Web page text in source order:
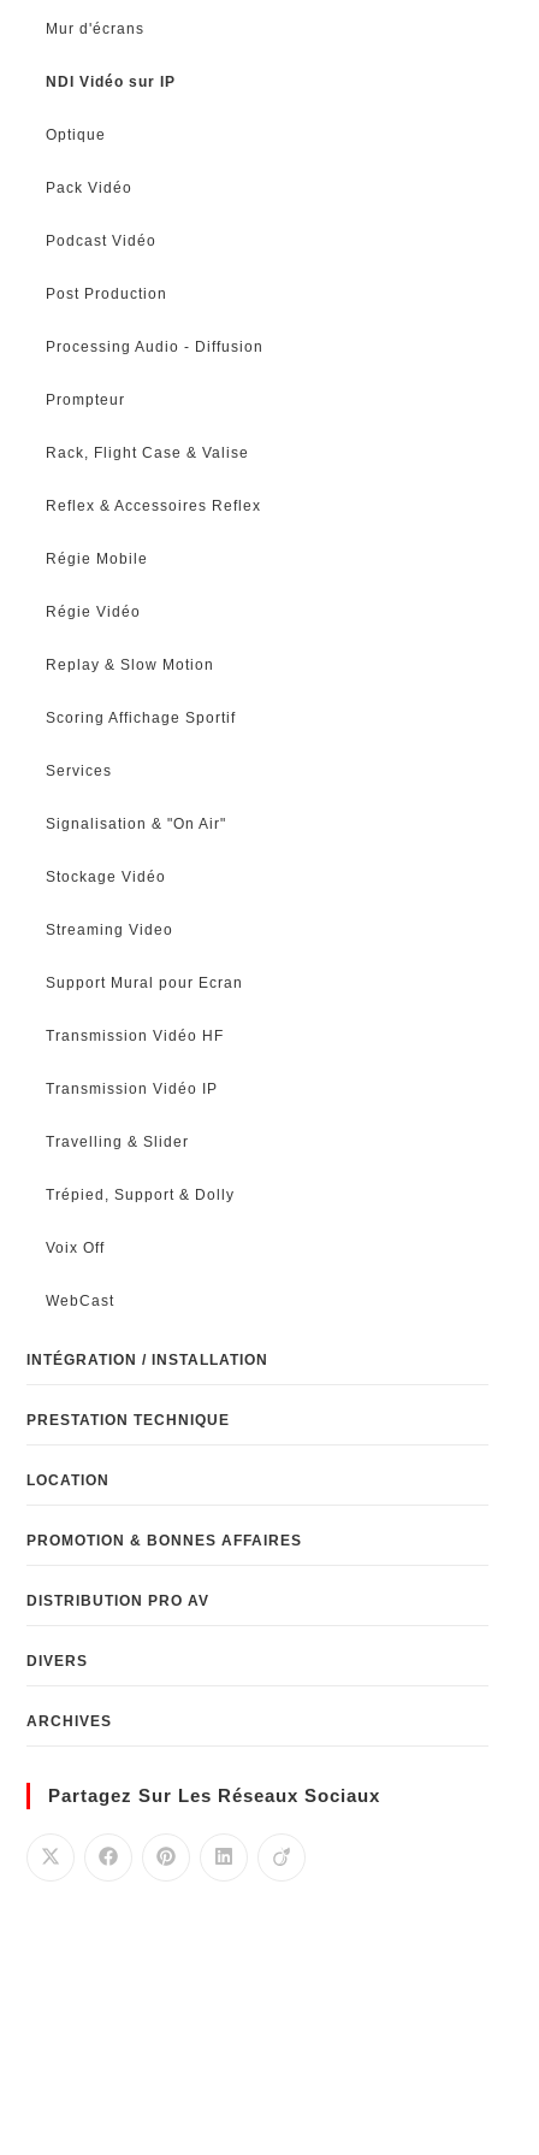
Mur d'écrans
NDI Vidéo sur IP
Optique
Pack Vidéo
Podcast Vidéo
Post Production
Processing Audio - Diffusion
Prompteur
Rack, Flight Case & Valise
Reflex & Accessoires Reflex
Régie Mobile
Régie Vidéo
Replay & Slow Motion
Scoring Affichage Sportif
Services
Signalisation & "On Air"
Stockage Vidéo
Streaming Video
Support Mural pour Ecran
Transmission Vidéo HF
Transmission Vidéo IP
Travelling & Slider
Trépied, Support & Dolly
Voix Off
WebCast
INTÉGRATION / INSTALLATION
PRESTATION TECHNIQUE
LOCATION
PROMOTION & BONNES AFFAIRES
DISTRIBUTION PRO AV
DIVERS
ARCHIVES
Partagez Sur Les Réseaux Sociaux